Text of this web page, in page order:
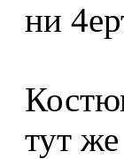
ни
тут